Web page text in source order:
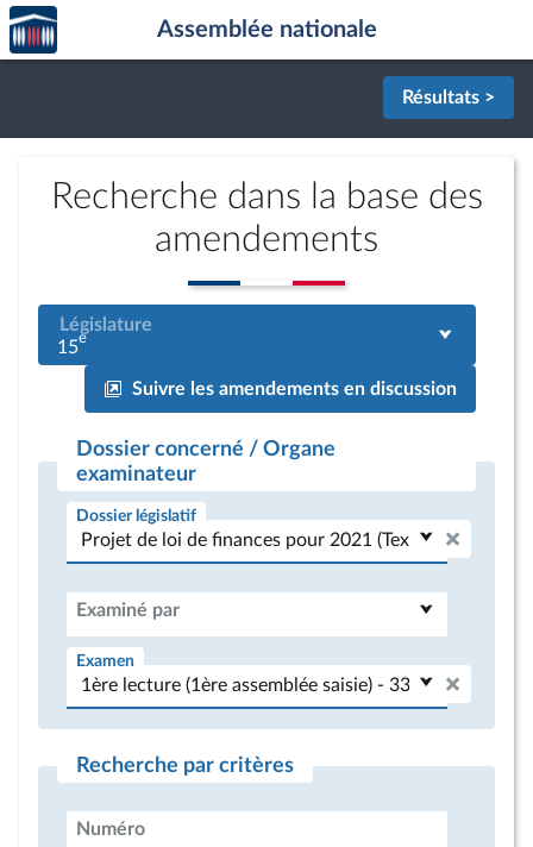
Aller au contenu
Aller en bas de la page
Accèder
à la
page
Assemblée nationale
Résultats >
Recherche dans la base des
amendements
Législature
15e
Suivre les amendements en discussion
Dossier concerné / Organe
examinateur
Dossier législatif
Examiné par
Examen
Recherche par critères
Numéro